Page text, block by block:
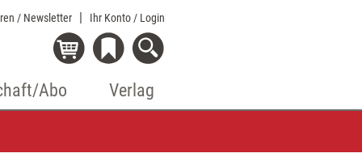
/ Newsletter Ihr Konto / Login
Abo Verlag